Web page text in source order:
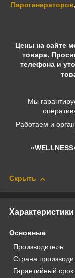
Парогенераторов,
Цены на сайте
товара.
телефона и
Мы
Работаем и
Скрыть
Характеристики
Основные
Производитель
Страна
Гарантийный срок